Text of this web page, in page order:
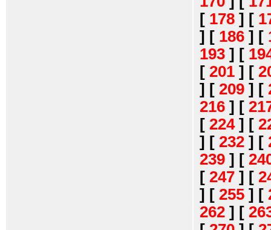
[ 178 ] [
] [ 186 ] [
193 ] [
[ 201 ] [
] [ 209 ] [
216 ] [
[ 224] [
] [ 232 ] [
239 ] [
[ 247 ] [
] [ 255 ] [
262 ] [